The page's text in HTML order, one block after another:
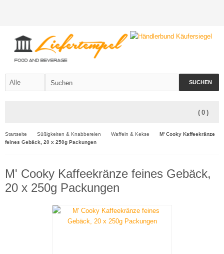
SUCHEN
( 0 )
Startseite Süßigkeiten & Knabbereien Waffeln & Kekse
M' Cooky Kaffeekränze
feines Gebäck, 20 x 250g Packungen
M' Cooky Kaffeekränze feines Gebäck,
20 x 250g Packungen